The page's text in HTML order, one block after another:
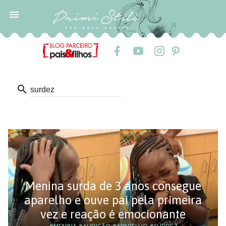

search
Menina surda de 3 anos consegue
aparelho e ouve pai pela primeira
vez e reação é emocionante